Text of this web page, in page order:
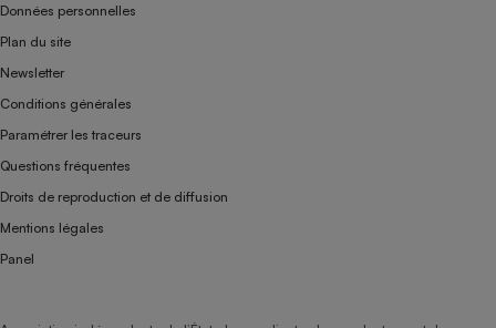
Données personnelles
Plan du site
Newsletter
Conditions générales
Paramétrer les traceurs
Questions fréquentes
Droits de reproduction et de diffusion
Mentions légales
Panel